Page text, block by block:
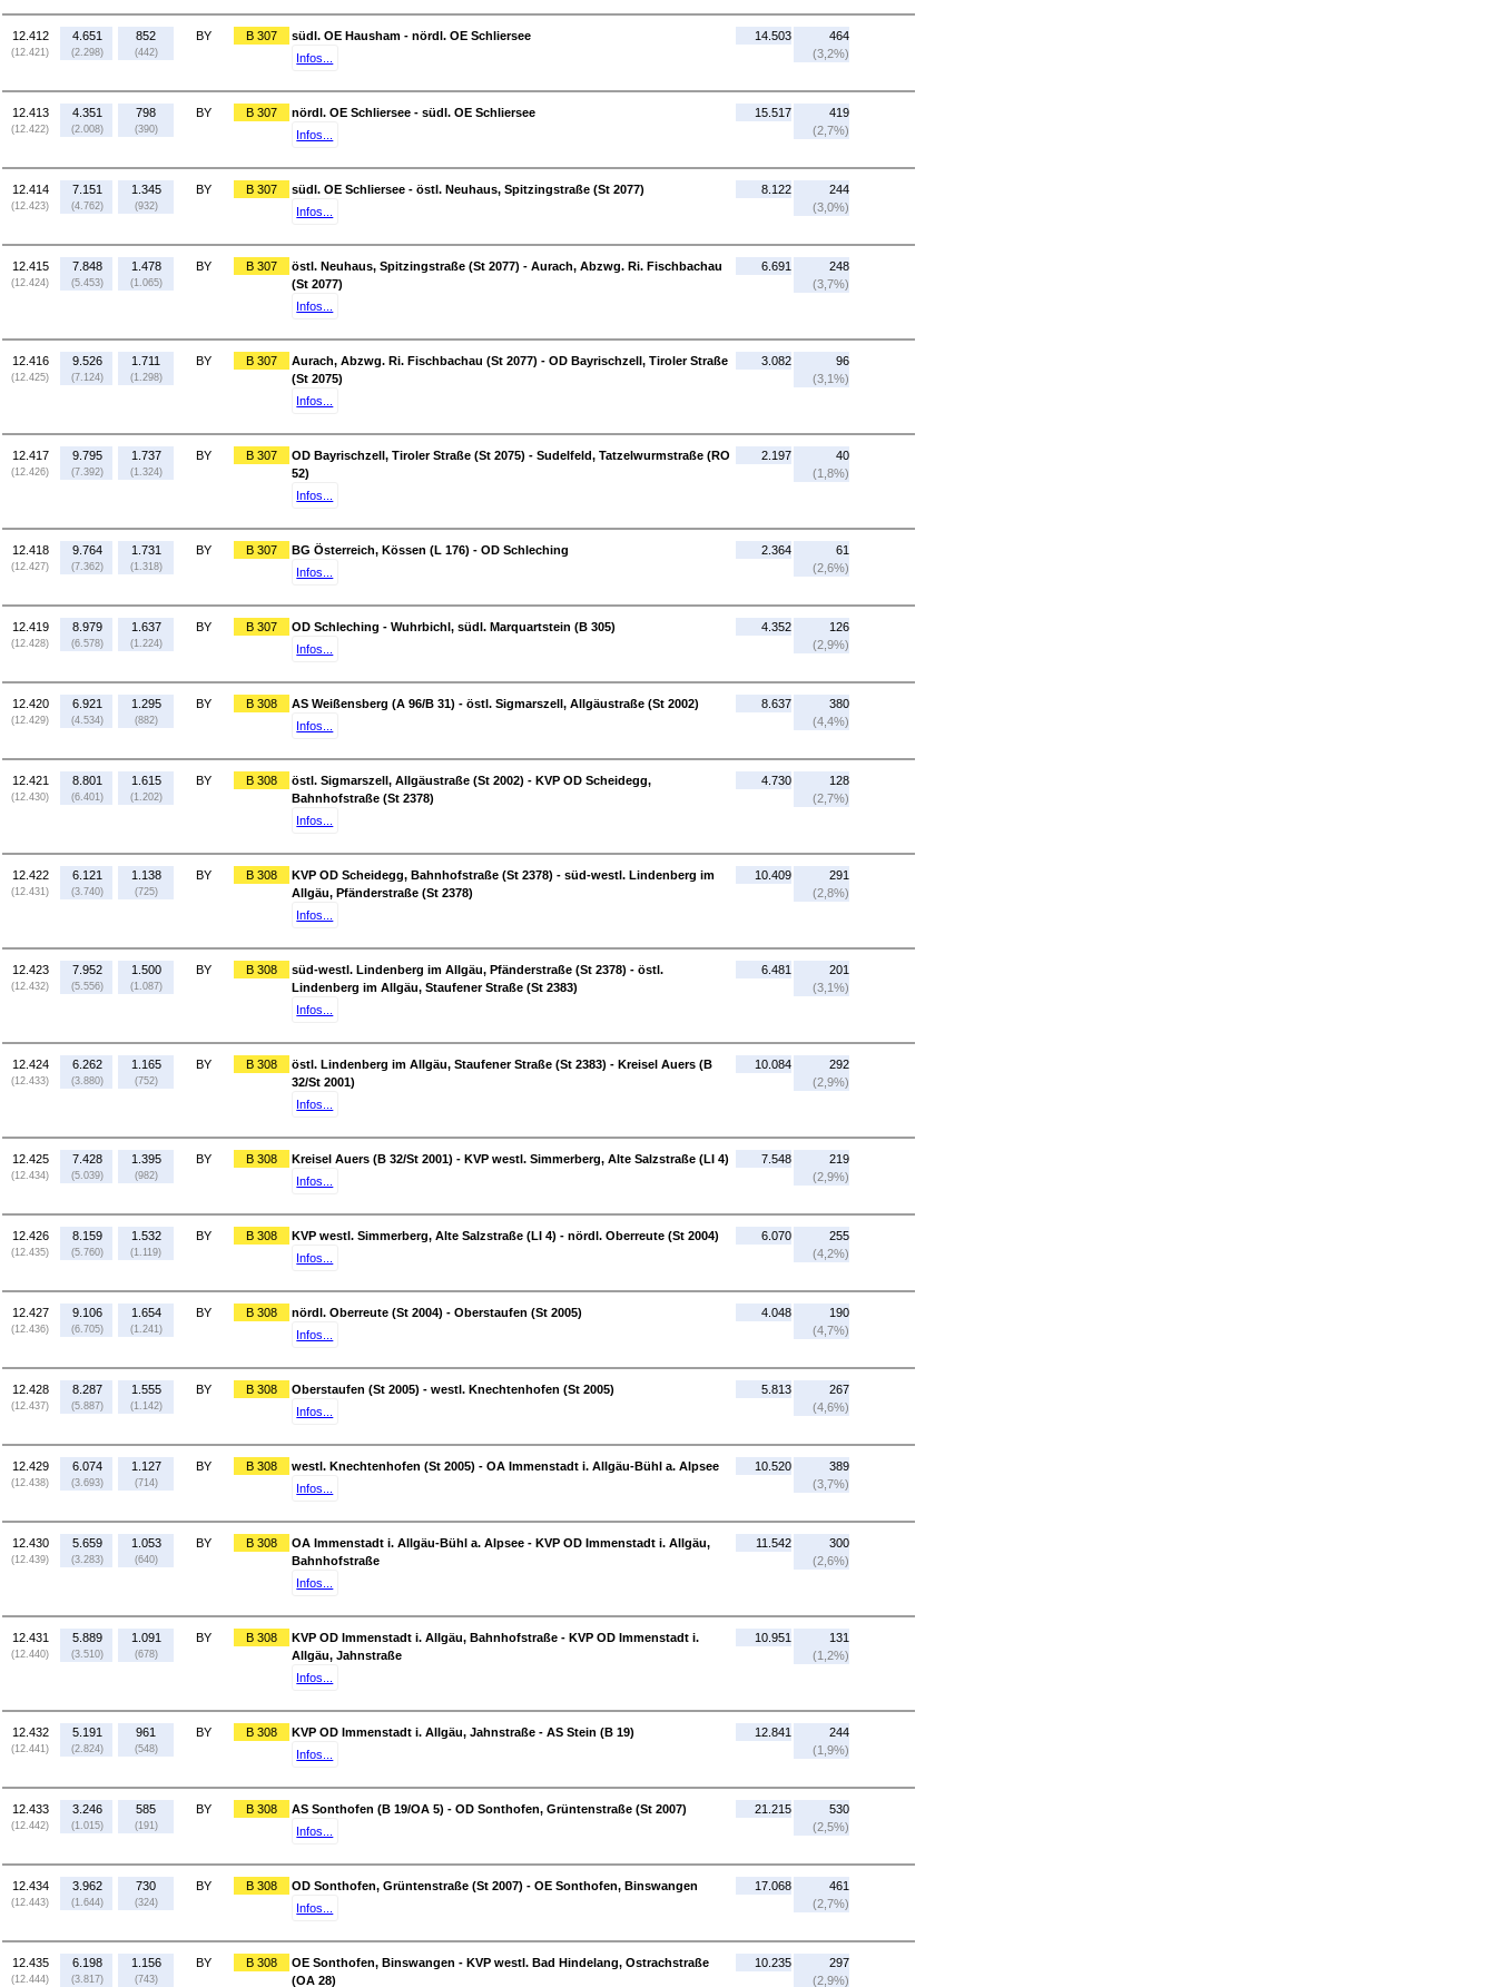
12.412
(12.421)
4.651
(2.298)
852
(442)
BY B 307
südl. OE Hausham - nördl. OE Schliersee
Infos...
14.503
464
(3,2%)
12.413
(12.422)
4.351
(2.008)
798
(390)
BY B 307
nördl. OE Schliersee - südl. OE Schliersee
Infos...
15.517
419
(2,7%)
12.414
(12.423)
7.151
(4.762)
1.345
(932)
BY B 307
südl. OE Schliersee - östl. Neuhaus, Spitzingstraße (St 2077)
Infos...
8.122
244
(3,0%)
12.415
(12.424)
7.848
(5.453)
1.478
(1.065)
BY B 307
östl. Neuhaus, Spitzingstraße (St 2077) - Aurach, Abzwg. Ri. Fischbachau
(St 2077)
Infos...
6.691
248
(3,7%)
12.416
(12.425)
9.526
(7.124)
1.711
(1.298)
BY B 307
Aurach, Abzwg. Ri. Fischbachau (St 2077) - OD Bayrischzell, Tiroler Straße
(St 2075)
Infos...
3.082
96
(3,1%)
12.417
(12.426)
9.795
(7.392)
1.737
(1.324)
BY B 307
OD Bayrischzell, Tiroler Straße (St 2075) - Sudelfeld, Tatzelwurmstraße (RO
52)
Infos...
2.197
40
(1,8%)
12.418
(12.427)
9.764
(7.362)
1.731
(1.318)
BY B 307
BG Österreich, Kössen (L 176) - OD Schleching
Infos...
2.364
61
(2,6%)
12.419
(12.428)
8.979
(6.578)
1.637
(1.224)
BY B 307
OD Schleching - Wuhrbichl, südl. Marquartstein (B 305)
Infos...
4.352
126
(2,9%)
12.420
(12.429)
6.921
(4.534)
1.295
(882)
BY B 308
AS Weißensberg (A 96/B 31) - östl. Sigmarszell, Allgäustraße (St 2002)
Infos...
8.637
380
(4,4%)
12.421
(12.430)
8.801
(6.401)
1.615
(1.202)
BY B 308
östl. Sigmarszell, Allgäustraße (St 2002) - KVP OD Scheidegg,
Bahnhofstraße (St 2378)
Infos...
4.730
128
(2,7%)
12.422
(12.431)
6.121
(3.740)
1.138
(725)
BY B 308
KVP OD Scheidegg, Bahnhofstraße (St 2378) - süd-westl. Lindenberg im
Allgäu, Pfänderstraße (St 2378)
Infos...
10.409
291
(2,8%)
12.423
(12.432)
7.952
(5.556)
1.500
(1.087)
BY B 308
süd-westl. Lindenberg im Allgäu, Pfänderstraße (St 2378) - östl.
Lindenberg im Allgäu, Staufener Straße (St 2383)
Infos...
6.481
201
(3,1%)
12.424
(12.433)
6.262
(3.880)
1.165
(752)
BY B 308
östl. Lindenberg im Allgäu, Staufener Straße (St 2383) - Kreisel Auers (B
32/St 2001)
Infos...
10.084
292
(2,9%)
12.425
(12.434)
7.428
(5.039)
1.395
(982)
BY B 308
Kreisel Auers (B 32/St 2001) - KVP westl. Simmerberg, Alte Salzstraße (LI 4)
Infos...
7.548
219
(2,9%)
12.426
(12.435)
8.159
(5.760)
1.532
(1.119)
BY B 308
KVP westl. Simmerberg, Alte Salzstraße (LI 4) - nördl. Oberreute (St 2004)
Infos...
6.070
255
(4,2%)
12.427
(12.436)
9.106
(6.705)
1.654
(1.241)
BY B 308
nördl. Oberreute (St 2004) - Oberstaufen (St 2005)
Infos...
4.048
190
(4,7%)
12.428
(12.437)
8.287
(5.887)
1.555
(1.142)
BY B 308
Oberstaufen (St 2005) - westl. Knechtenhofen (St 2005)
Infos...
5.813
267
(4,6%)
12.429
(12.438)
6.074
(3.693)
1.127
(714)
BY B 308
westl. Knechtenhofen (St 2005) - OA Immenstadt i. Allgäu-Bühl a. Alpsee
Infos...
10.520
389
(3,7%)
12.430
(12.439)
5.659
(3.283)
1.053
(640)
BY B 308
OA Immenstadt i. Allgäu-Bühl a. Alpsee - KVP OD Immenstadt i. Allgäu,
Bahnhofstraße
Infos...
11.542
300
(2,6%)
12.431
(12.440)
5.889
(3.510)
1.091
(678)
BY B 308
KVP OD Immenstadt i. Allgäu, Bahnhofstraße - KVP OD Immenstadt i.
Allgäu, Jahnstraße
Infos...
10.951
131
(1,2%)
12.432
(12.441)
5.191
(2.824)
961
(548)
BY B 308
KVP OD Immenstadt i. Allgäu, Jahnstraße - AS Stein (B 19)
Infos...
12.841
244
(1,9%)
12.433
(12.442)
3.246
(1.015)
585
(191)
BY B 308
AS Sonthofen (B 19/OA 5) - OD Sonthofen, Grüntenstraße (St 2007)
Infos...
21.215
530
(2,5%)
12.434
(12.443)
3.962
(1.644)
730
(324)
BY B 308
OD Sonthofen, Grüntenstraße (St 2007) - OE Sonthofen, Binswangen
Infos...
17.068
461
(2,7%)
12.435
(12.444)
6.198
(3.817)
1.156
(743)
BY B 308
OE Sonthofen, Binswangen - KVP westl. Bad Hindelang, Ostrachstraße
(OA 28)
10.235
297
(2,9%)